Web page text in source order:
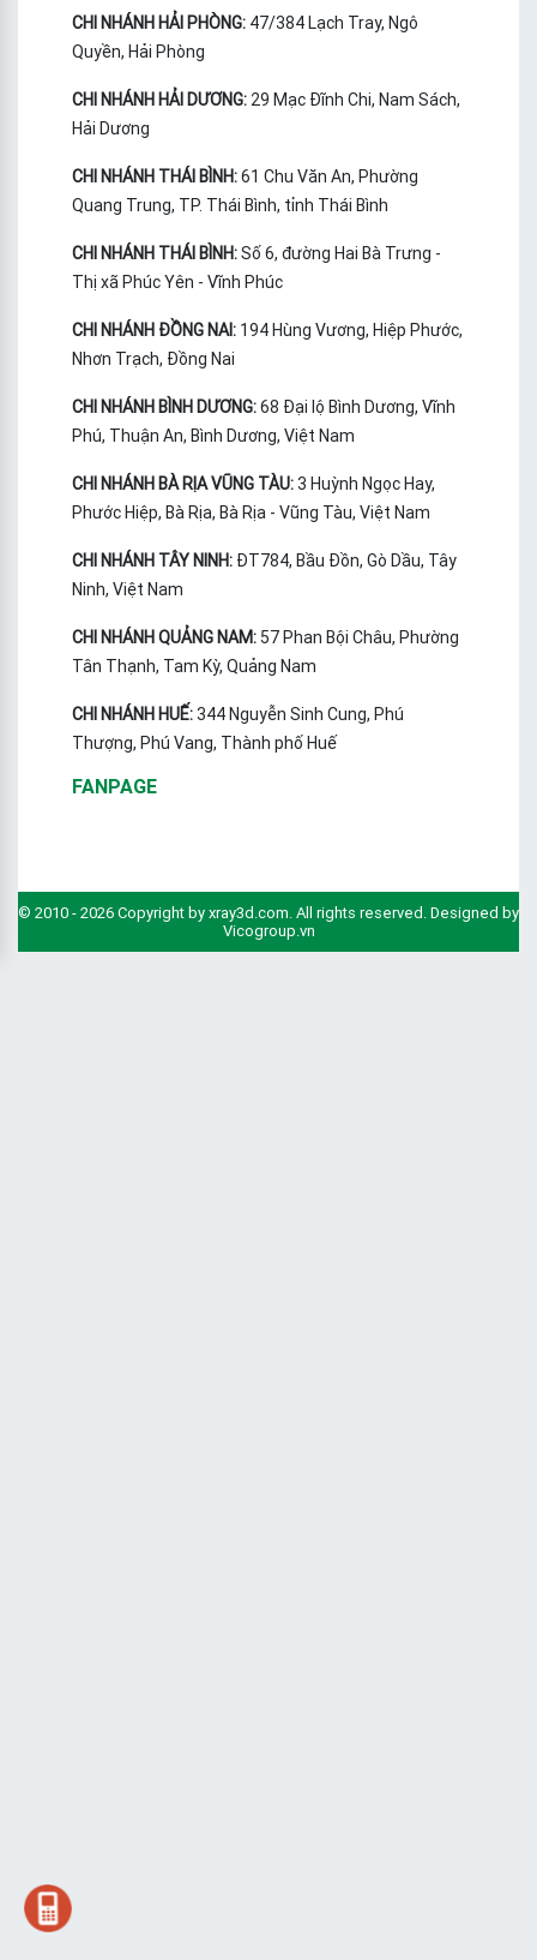
CHI NHÁNH HẢI PHÒNG: 47/384 Lạch Tray, Ngô
Quyền, Hải Phòng
CHI NHÁNH HẢI DƯƠNG: 29 Mạc Đĩnh Chi, Nam Sách,
Hải Dương
CHI NHÁNH THÁI BÌNH:61 Chu Văn An, Phường
Quang Trung, TP. Thái Bình, tỉnh Thái Bình
CHI NHÁNH THÁI BÌNH:Số 6, đường Hai Bà Trưng -
Thị xã Phúc Yên - Vĩnh Phúc
CHI NHÁNH ĐỒNG NAI: 194 Hùng Vương, Hiệp Phước,
Nhơn Trạch, Đồng Nai
CHI NHÁNH BÌNH DƯƠNG:68 Đại lộ Bình Dương, Vĩnh
Phú, Thuận An, Bình Dương, Việt Nam
CHI NHÁNH BÀ RỊA VŨNG TÀU:3 Huỳnh Ngọc Hay,
Phước Hiệp, Bà Rịa, Bà Rịa - Vũng Tàu, Việt Nam
CHI NHÁNH TÂY NINH: ĐT784, Bầu Đồn, Gò Dầu, Tây
Ninh, Việt Nam
CHI NHÁNH QUẢNG NAM: 57 Phan Bội Châu, Phường
Tân Thạnh, Tam Kỳ, Quảng Nam
CHI NHÁNH HUẾ:344 Nguyễn Sinh Cung, Phú
Thượng, Phú Vang, Thành phố Huế
FANPAGE
© 2010 - 2026 Copyright by xray3d.com. All rights reserved. Designed by
Vicogroup.vn